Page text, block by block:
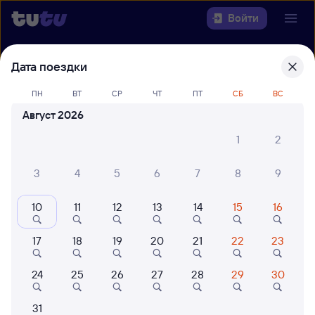
Войти
Выберите день, чтобы найти
билеты Уральск — Актобе
Откуда
Кто едет
Дата поездки
ПН ВТ СР ЧТ ПТ СБ ВС
Август 2026
1
2
3 4 5 6 7 8 9
10 11 12 13 14 15 16
17 18 19 20 21 22 23
24 25 26 27 28 29 30
31